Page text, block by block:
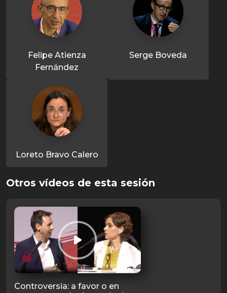
Felipe Atienza
Fernández
Serge Boveda
Loreto Bravo Calero
Otros vídeos de esta sesión
Controversia: a favor o en